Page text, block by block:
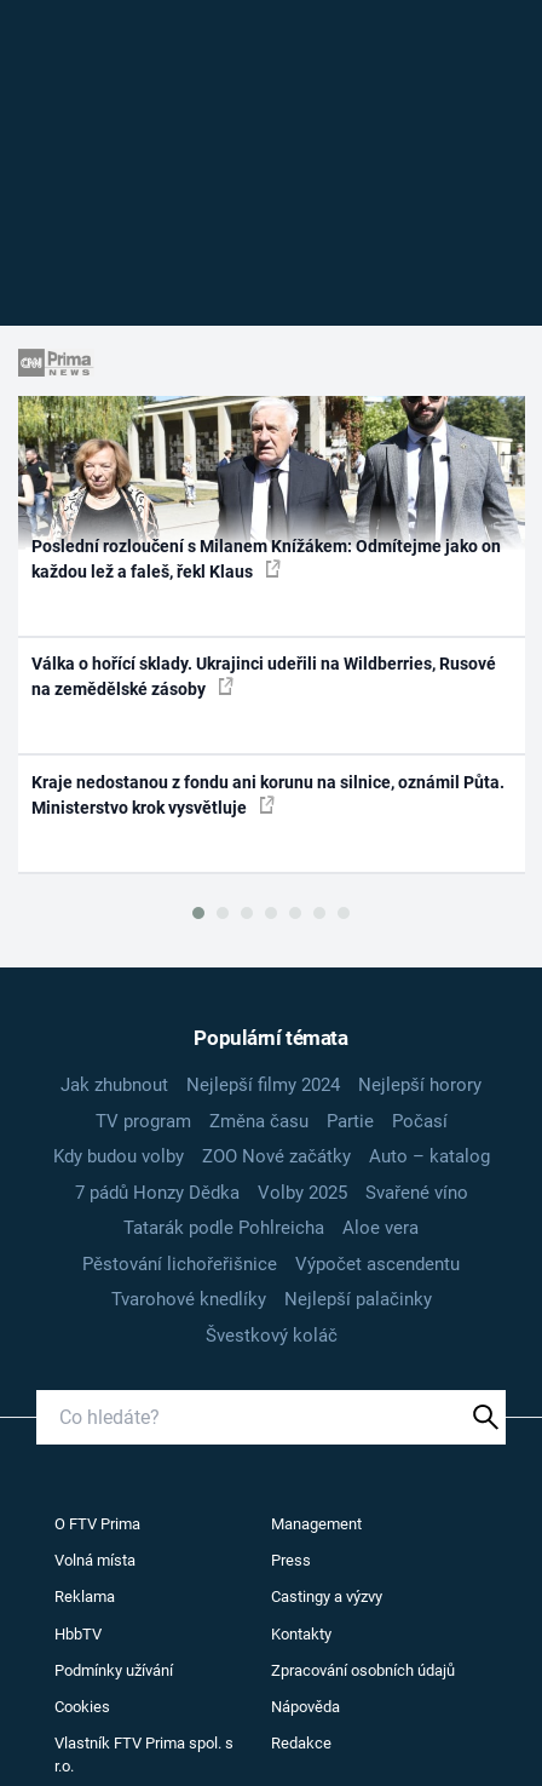
Poslední rozloučení s Milanem Knížákem: Odmítejme jako on
každou lež a faleš, řekl Klaus
Válka o hořící sklady. Ukrajinci udeřili na Wildberries, Rusové
na zemědělské zásoby
Kraje nedostanou z fondu ani korunu na silnice, oznámil Půta.
Ministerstvo krok vysvětluje
Populární témata
Jak zhubnout Nejlepší filmy 2024
Nejlepší horory
TV program
Změna času Partie
Počasí
Kdy budou volby
ZOO Nové začátky
Auto – katalog
7 pádů Honzy Dědka
Volby 2025
Svařené víno
Tatarák podle Pohlreicha
Aloe vera
Pěstování lichořeřišnice
Výpočet ascendentu
Tvarohové knedlíky
Nejlepší palačinky
Švestkový koláč
O FTV Prima Management
Volná místa Press
Reklama Castingy a výzvy
HbbTV Kontakty
Podmínky užívání Zpracování osobních údajů
Cookies Nápověda
Vlastník FTV Prima spol. s
r.o.
Redakce